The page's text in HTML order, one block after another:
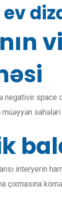
space
interyerin
çıxmasına